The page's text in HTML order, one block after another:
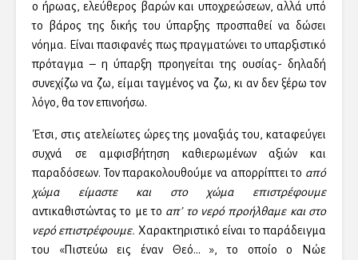
ο ήρωας, ελεύθερος βαρών και υποχρεώσεων, αλλά υπό
το βάρος της δικής του ύπαρξης προσπαθεί να δώσει
νόημα. Είναι πασιφανές πως πραγματώνει το υπαρξιστικό
πρόταγμα – η ύπαρξη προηγείται της ουσίας- δηλαδή
συνεχίζω να ζω, είμαι ταγμένος να ζω, κι αν δεν ξέρω τον
λόγο, θα τον επινοήσω.
Έτσι, στις ατελείωτες ώρες της μοναξιάς του, καταφεύγει
συχνά σε αμφισβήτηση καθιερωμένων αξιών και
παραδόσεων. Τον παρακολουθούμε να απορρίπτει το από
χώμα είμαστε και στο χώμα επιστρέφουμε
αντικαθιστώντας το με το απ’ το νερό προήλθαμε και στο
νερό επιστρέφουμε. Χαρακτηριστικό είναι το παράδειγμα
του «Πιστεύω εις έναν Θεό… », το οποίο ο Νώε